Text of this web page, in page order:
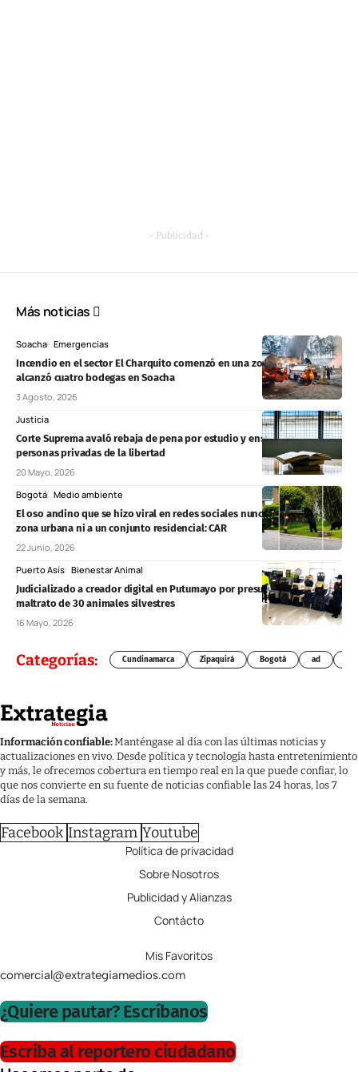
- Publicidad -
Más noticias
Soacha Emergencias
Incendio en el sector El Charquito comenzó en una zona forestal y
alcanzó cuatro bodegas en Soacha
3 Agosto, 2026
Justicia
Corte Suprema avaló rebaja de pena por estudio y enseñanza para
personas privadas de la libertad
20 Mayo, 2026
Bogotá Medio ambiente
El oso andino que se hizo viral en redes sociales nunca ingresó a una
zona urbana ni a un conjunto residencial: CAR
22 Junio, 2026
Puerto Asís Bienestar Animal
Judicializado a creador digital en Putumayo por presunto cautiverio y
maltrato de 30 animales silvestres
16 Mayo, 2026
Categorías: Cundinamarca Zipaquirá Bogotá ad
Información confiable:Manténgase al día con las últimas noticias y
actualizaciones en vivo. Desde política y tecnología hasta entretenimiento
y más, le ofrecemos cobertura en tiempo real en la que puede confiar, lo
que nos convierte en su fuente de noticias confiable las 24 horas, los 7
días de la semana.
Facebook Instagram Youtube
Política de privacidad
Sobre Nosotros
Publicidad y Alianzas
Contácto
Mis Favoritos
comercial@extrategiamedios.com
¿Quiere pautar? Escríbanos
Escriba al reportero ciudadano